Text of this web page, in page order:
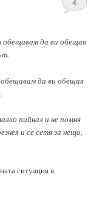
4
обещавам да ви обещая
да ви обещая
пийнал и не помня
и се сетя за нещо,
ситуация в